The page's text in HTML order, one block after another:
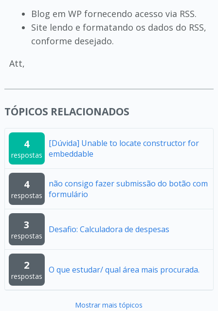
Blog em WP fornecendo acesso via RSS.
Site lendo e formatando os dados do RSS,
conforme desejado.
Att,
TÓPICOS RELACIONADOS
4
respostas
[Dúvida] Unable to locate constructor for
embeddable
4
respostas
não consigo fazer submissão do botão com
formulário
3
respostas
Desafio: Calculadora de despesas
2
respostas
O que estudar/ qual área mais procurada.
Mostrar mais tópicos